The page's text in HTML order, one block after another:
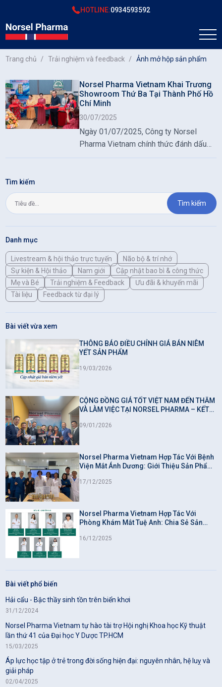
HOTLINE:0934593592
Trang chủ Trải nghiệm và feedback Ảnh mở hộp sản phẩm
Norsel Pharma Vietnam Khai Trương
Showroom Thứ Ba Tại Thành Phố Hồ
Chí Minh
30/07/2025
Ngày 01/07/2025, Công ty Norsel
Pharma Vietnam chính thức đánh dấu
bước phát triển mới khi khai trương
phẩm sức khỏe nhập khẩu chính ngạch
từ Na Uy, đặc biệt là dòng Nordic Seal
Tìm kiếm
Tìm kiếm
Danh mục
Livestream & hội thảo trực tuyến
Não bộ & trí nhớ
Sự kiện & Hội thảo
Nam giới
Cập nhật bao bì & công thức
Mẹ và Bé
Trải nghiệm & Feedback
Ưu đãi & khuyến mãi
Tài liệu
Feedback từ đại lý
Bài viết vừa xem
THÔNG BÁO ĐIỀU CHỈNH GIÁ BÁN NIÊM
YẾT SẢN PHẨM
19/03/2026
CỘNG ĐỒNG GIÁ TỐT VIỆT NAM ĐẾN THĂM
VÀ LÀM VIỆC TẠI NORSEL PHARMA – KẾT
09/01/2026
Norsel Pharma Vietnam Hợp Tác Với Bệnh
Viện Mắt Ánh Dương: Giới Thiệu Sản Phẩm
Thị Lực
17/12/2025
Norsel Pharma Vietnam Hợp Tác Với
Phòng Khám Mắt Tuệ Anh: Chia Sẻ Sản
16/12/2025
Bài viết phổ biến
Hải cẩu - Bậc thầy sinh tồn trên biển khơi
31/12/2024
Norsel Pharma Vietnam tự hào tài trợ Hội nghị Khoa học Kỹ thuật
lần thứ 41 của Đại học Y Dược TP.HCM
15/03/2025
Áp lực học tập ở trẻ trong đời sống hiện đại: nguyên nhân, hệ luỵ và
giải pháp
02/04/2025